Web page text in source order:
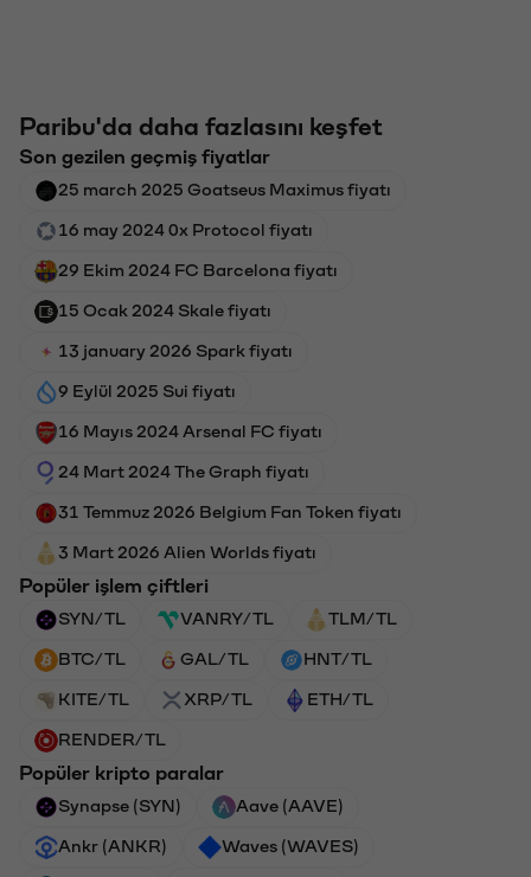
Paribu'da daha fazlasını keşfet
Son gezilen geçmiş fiyatlar
25 march 2025 Goatseus Maximus fiyatı
16 may 2024 0x Protocol fiyatı
29 Ekim 2024 FC Barcelona fiyatı
15 Ocak 2024 Skale fiyatı
13 january 2026 Spark fiyatı
9 Eylül 2025 Sui fiyatı
16 Mayıs 2024 Arsenal FC fiyatı
24 Mart 2024 The Graph fiyatı
31 Temmuz 2026 Belgium Fan Token fiyatı
3 Mart 2026 Alien Worlds fiyatı
Popüler işlem çiftleri
SYN/TL VANRY/TL TLM/TL
BTC/TL GAL/TL HNT/TL
KITE/TL XRP/TL ETH/TL
RENDER/TL
Popüler kripto paralar
Synapse (SYN) Aave (AAVE)
Ankr (ANKR) Waves (WAVES)